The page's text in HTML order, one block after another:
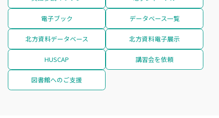
電子ブック データベース一覧
北方資料データベース 北方資料電子展示
HUSCAP 講習会を依頼
図書館へのご支援